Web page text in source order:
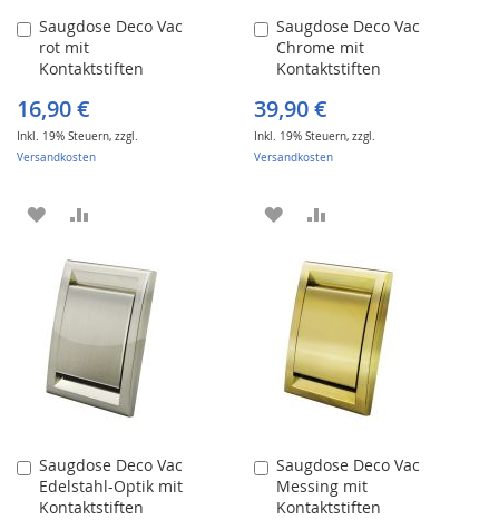
Saugdose Deco Vac
rot mit
Kontaktstiften
16,90 €
Inkl. 19% Steuern, zzgl.
Versandkosten
In
den
Warenkorb
ZUR
HINZUFÜGEN
HINZUFÜGEN
Saugdose Deco Vac
Chrome mit
Kontaktstiften
39,90 €
Inkl. 19% Steuern,zzgl.
Versandkosten
In
den
Warenkorb
ZUR
HINZUFÜGEN
HINZUFÜGEN
Saugdose Deco Vac
Edelstahl-Optik mit
Kontaktstiften
In
den
Warenkorb
Saugdose Deco Vac
Messing mit
Kontaktstiften
In
den
Warenkorb